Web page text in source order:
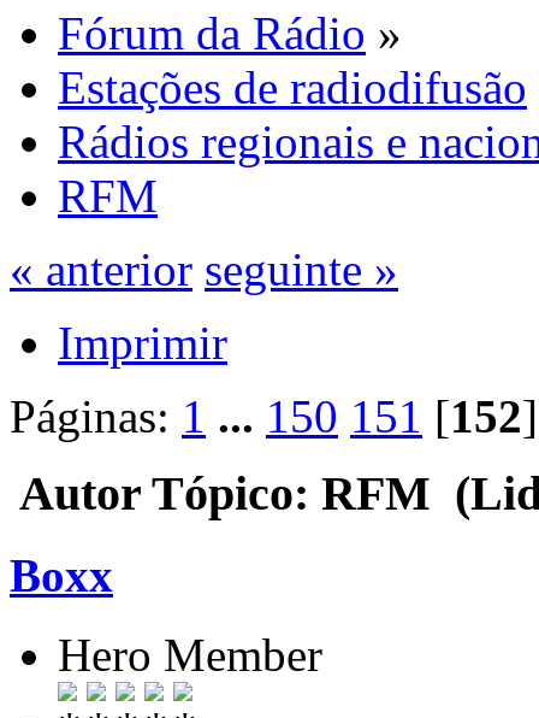
Fórum da Rádio »
Estações de radiodifusão
Rádios regionais e
RFM
« anterior seguinte »
Imprimir
Páginas: 1 ... 150 151 [152]
Autor Tópico: RFM
Boxx
Hero Member